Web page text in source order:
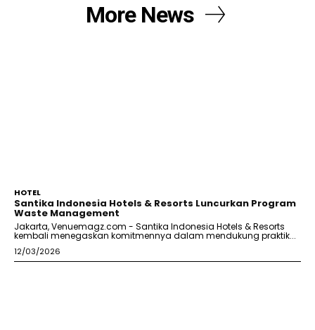
More News
HOTEL
Santika Indonesia Hotels & Resorts Luncurkan Program
Waste Management
Jakarta, Venuemagz.com - Santika Indonesia Hotels & Resorts
kembali menegaskan komitmennya dalam mendukung praktik...
12/03/2026